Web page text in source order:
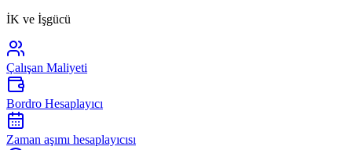
İK ve İşgücü
Çalışan Maliyeti
Bordro Hesaplayıcı
Zaman aşımı hesaplayıcısı